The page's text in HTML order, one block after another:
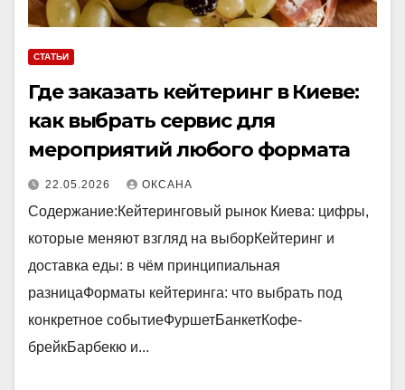
СТАТЬИ
Где заказать кейтеринг в Киеве:
как выбрать сервис для
мероприятий любого формата
22.05.2026 ОКСАНА
Содержание:Кейтеринговый рынок Киева: цифры,
которые меняют взгляд на выборКейтеринг и
доставка еды: в чём принципиальная
разницаФорматы кейтеринга: что выбрать под
конкретное событиеФуршетБанкетКофе-
брейкБарбекю и...